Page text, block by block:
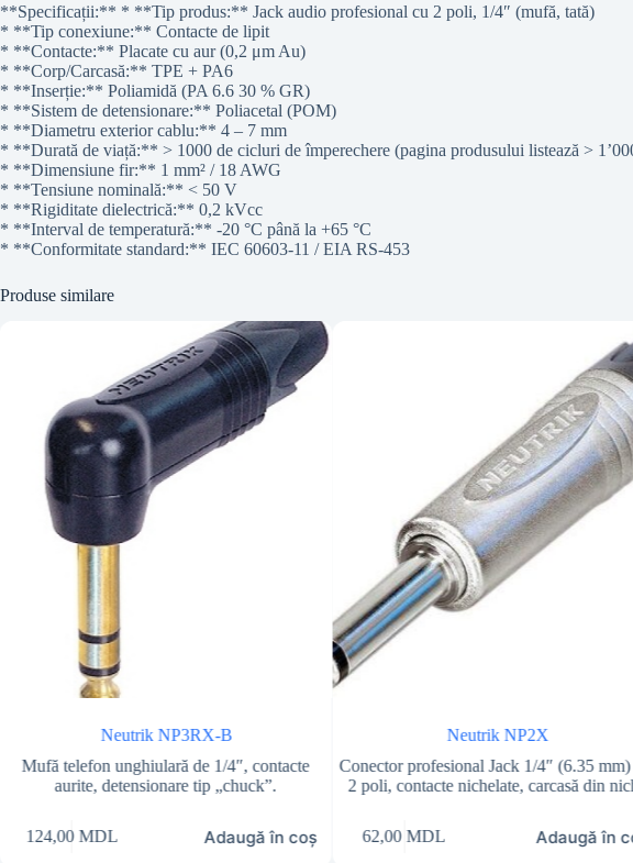
**Specificații:** * **Tip produs:** Jack audio profesional cu 2 poli, 1/4″ (mufă, tată)
* **Tip conexiune:** Contacte de lipit
* **Contacte:** Placate cu aur (0,2 μm Au)
* **Corp/Carcasă:** TPE + PA6
* **Inserție:** Poliamidă (PA 6.6 30 % GR)
* **Sistem de detensionare:** Poliacetal (POM)
* **Diametru exterior cablu:** 4 – 7 mm
* **Durată de viață:** > 1000 de cicluri de împerechere (pagina produsului listează >
* **Dimensiune fir:** 1 mm² / 18 AWG
* **Tensiune nominală:** < 50 V
* **Rigiditate dielectrică:** 0,2 kVcc
* **Interval de temperatură:** -20 °C până la +65 °C
* **Conformitate standard:** IEC 60603-11 / EIA RS-453
Produse similare
Neutrik NP3RX-B
Mufă telefon unghiulară de 1/4″, contacte
aurite, detensionare tip „chuck”.
124,00 MDL Adaugă în coș
Neutrik NP2X
Conector profesional Jack 1/4″ (6.35
2 poli, contacte nichelate, carcasă din
62,00 MDL Adaugă în